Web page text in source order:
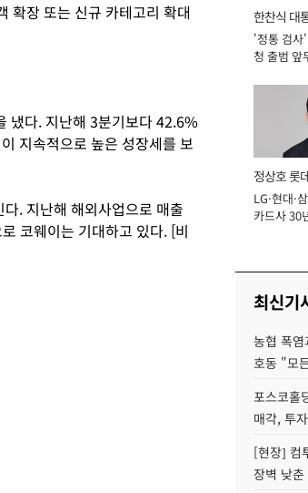
확장 또는 신규 카테고리 확대
냈다. 지난해 3분기보다 42.6%
지속적으로 높은 성장세를 보
. 지난해 해외사업으로 매출
코웨이는 기대하고 있다. [비
한찬식 대
서관
'정통 검사
청 출범 앞
정상호 롯
장
LG·현대·
카드사 30
최신기
농협 폭
호동 "모
포스코홀
매각, 투
[현장] 컴
장벽 낮